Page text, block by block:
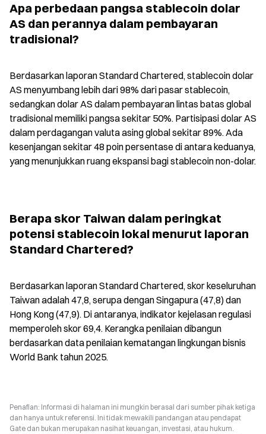
Apa perbedaan pangsa stablecoin dolar
AS dan perannya dalam pembayaran
tradisional?
Berdasarkan laporan Standard Chartered, stablecoin dolar
AS menyumbang lebih dari 98% dari pasar stablecoin,
sedangkan dolar AS dalam pembayaran lintas batas global
tradisional memiliki pangsa sekitar 50%. Partisipasi dolar AS
dalam perdagangan valuta asing global sekitar 89%. Ada
kesenjangan sekitar 48 poin persentase di antara keduanya,
yang menunjukkan ruang ekspansi bagi stablecoin non-dolar.
Berapa skor Taiwan dalam peringkat
potensi stablecoin lokal menurut laporan
Standard Chartered?
Berdasarkan laporan Standard Chartered, skor keseluruhan
Taiwan adalah 47,8, serupa dengan Singapura (47,8) dan
Hong Kong (47,9). Di antaranya, indikator kejelasan regulasi
memperoleh skor 69,4. Kerangka penilaian dibangun
berdasarkan data penilaian kematangan lingkungan bisnis
World Bank tahun 2025.
Penafian: Informasi di halaman ini mungkin berasal dari sumber pihak ketiga
dan hanya untuk referensi. Ini tidak mewakili pandangan atau pendapat
Gate dan bukan merupakan nasihat keuangan, investasi, atau hukum.